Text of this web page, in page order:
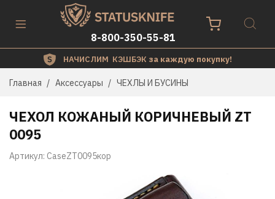
8-800-350-55-81
НАЧИСЛИМ КЭШБЭК за каждую покупку!
Главная Аксессуары ЧЕХЛЫ И БУСИНЫ
Артикул: CaseZT0095кор
ЧЕХОЛ КОЖАНЫЙ КОРИЧНЕВЫЙ ZT
0095